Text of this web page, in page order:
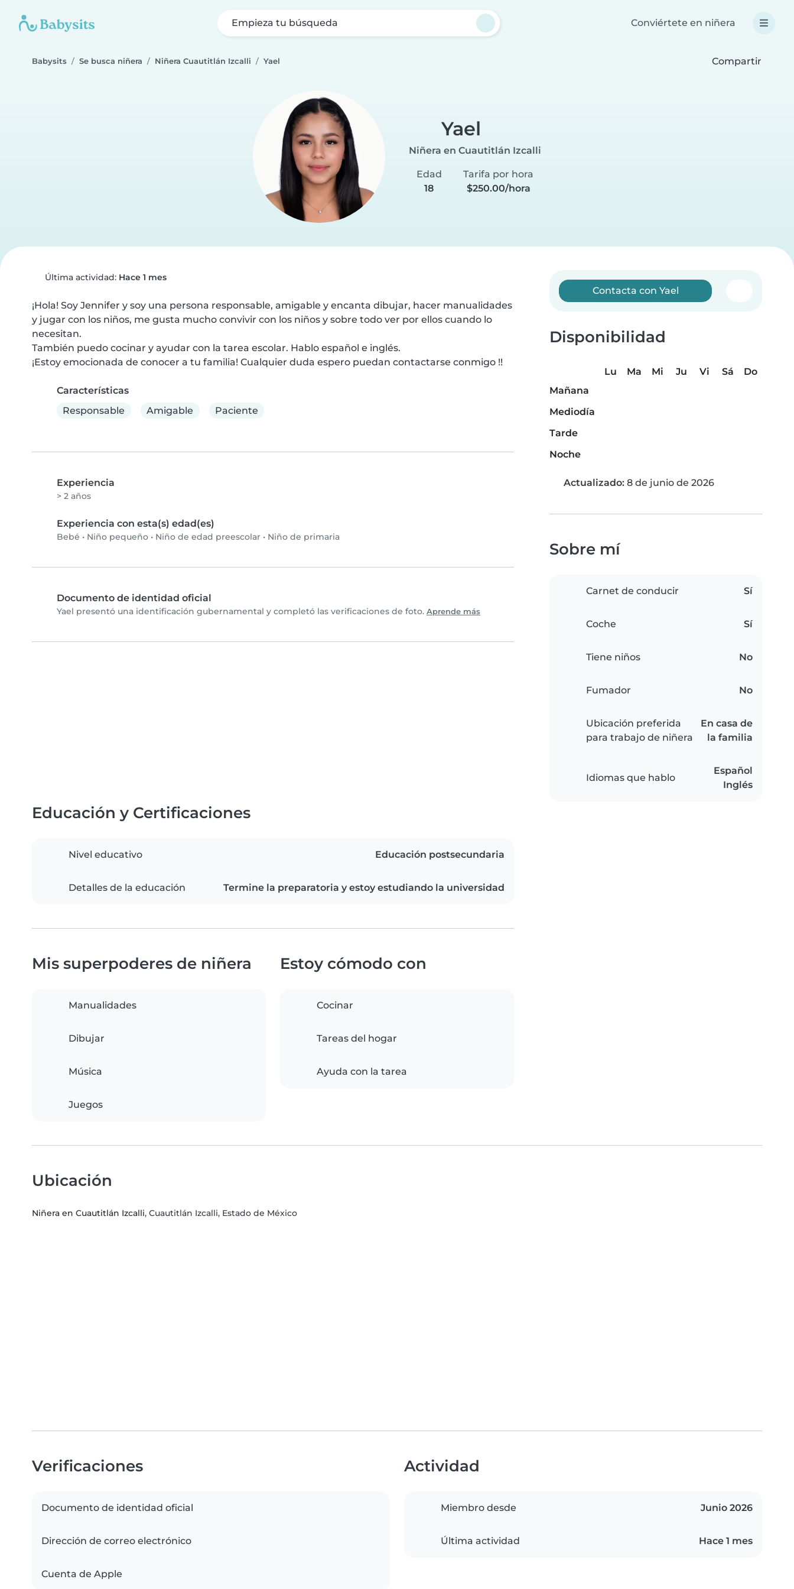
Empieza tu búsqueda Conviértete en niñera
Babysits Se busca niñera Niñera Cuautitlán Izcalli Yael Compartir
Yael
Niñera en Cuautitlán Izcalli
Edad
18
Tarifa por hora
$250.00/hora
Última actividad: Hace 1 mes
¡Hola! Soy Jennifer y soy una persona responsable, amigable y encanta dibujar, hacer manualidades
y jugar con los niños, me gusta mucho convivir con los niños y sobre todo ver por ellos cuando lo
necesitan.
También puedo cocinar y ayudar con la tarea escolar. Hablo español e inglés.
¡Estoy emocionada de conocer a tu familia! Cualquier duda espero puedan contactarse conmigo !!
Características
Responsable
Amigable Paciente
Experiencia
> 2 años
Experiencia con esta(s) edad(es)
Bebé • Niño pequeño • Niño de edad preescolar • Niño de primaria
Documento de identidad oficial
Yael presentó una identificación gubernamental y completó las verificaciones de foto. Aprende más
Contacta con Yael
Disponibilidad
Lu Ma Mi Ju Vi Sá
Do
Mañana
Mediodía
Tarde
Noche
Actualizado: 8 de junio de 2026
Sobre mí
Carnet de conducir Sí
Coche Sí
Tiene niños No
Fumador No
Ubicación preferida
para trabajo de niñera
En casa de
la familia
Idiomas que hablo
Español
Inglés
Educación y Certificaciones
Nivel educativo Educación postsecundaria
Detalles de la educación Termine la preparatoria y estoy estudiando la universidad
Mis superpoderes de niñera
Manualidades
Dibujar
Música
Juegos
Estoy cómodo con
Cocinar
Tareas del hogar
Ayuda con la tarea
Ubicación
Niñera en Cuautitlán Izcalli, Cuautitlán Izcalli, Estado de México
Verificaciones
Documento de identidad oficial
Dirección de correo electrónico
Cuenta de Apple
Actividad
Miembro desde Junio 2026
Última actividad Hace 1 mes